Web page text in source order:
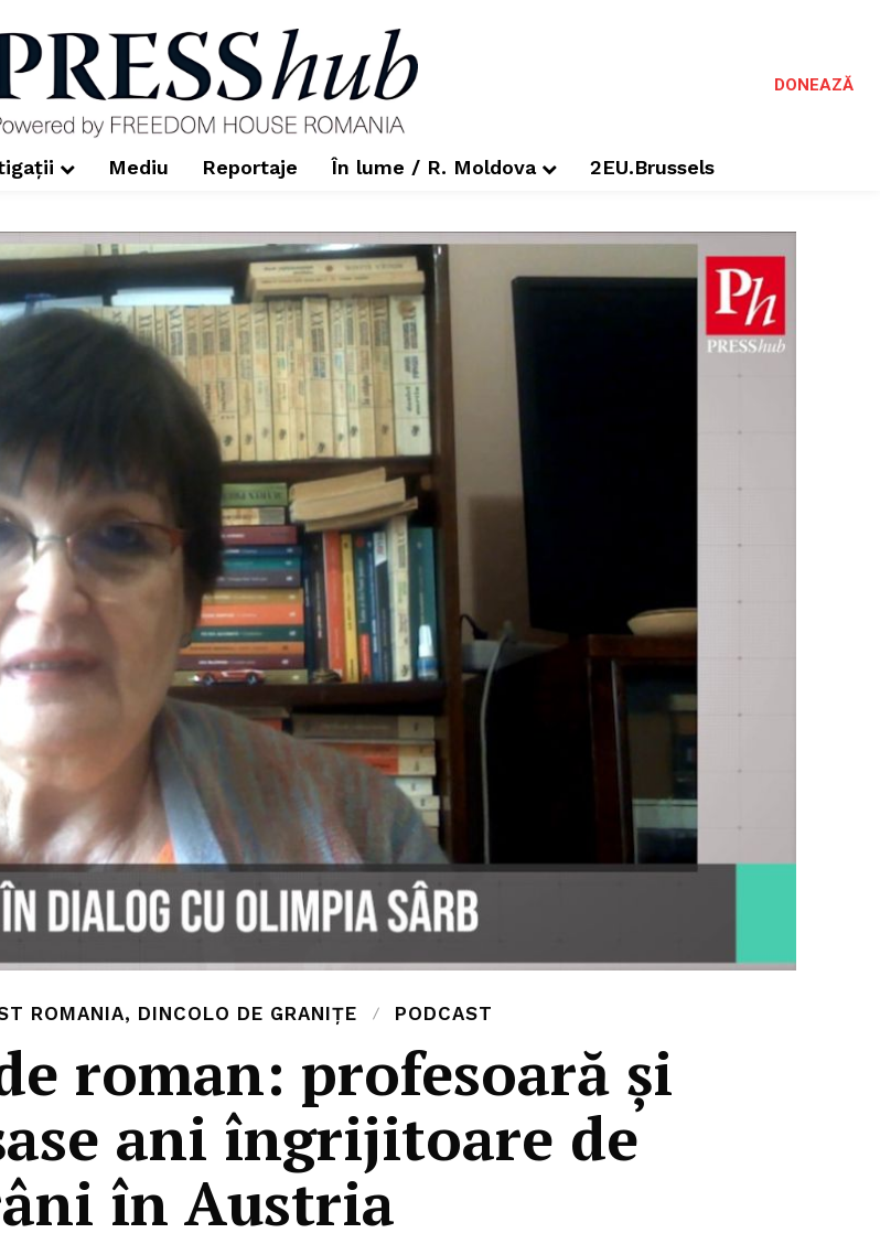
DONEAZĂ
Mediu Reportaje În lume / R. Moldova 2EU.Brussels
ROMANIA, DINCOLO DE GRANIȚE PODCAST
roman: profesoară și
ani îngrijitoare de
în Austria